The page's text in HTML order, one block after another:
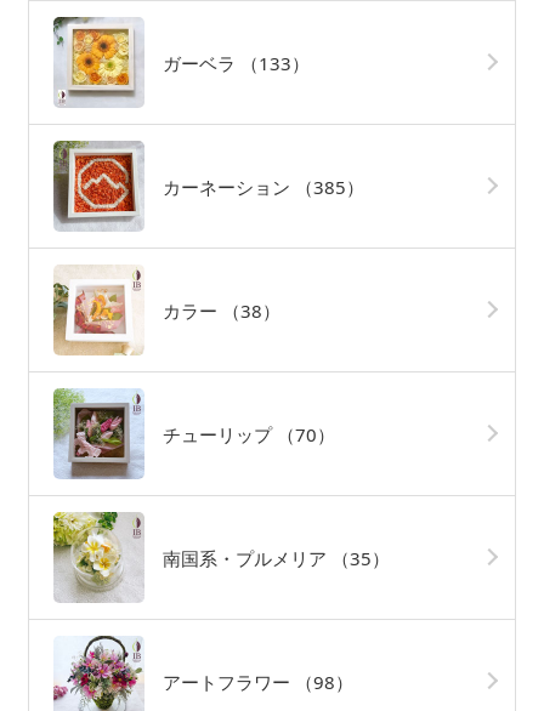
ガーベラ （133）
カーネーション （385）
カラー （38）
チューリップ （70）
南国系・プルメリア （35）
アートフラワー （98）